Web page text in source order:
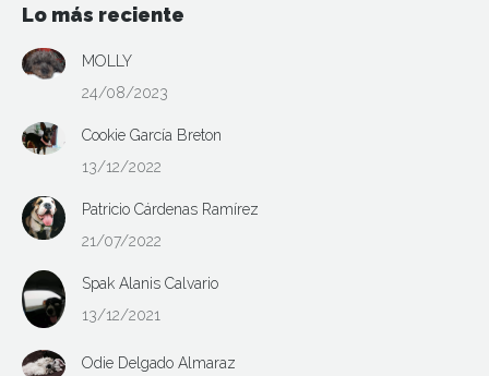
Lo más reciente
MOLLY
24/08/2023
Cookie García Breton
13/12/2022
Patricio Cárdenas Ramírez
21/07/2022
Spak Alanis Calvario
13/12/2021
Odie Delgado Almaraz